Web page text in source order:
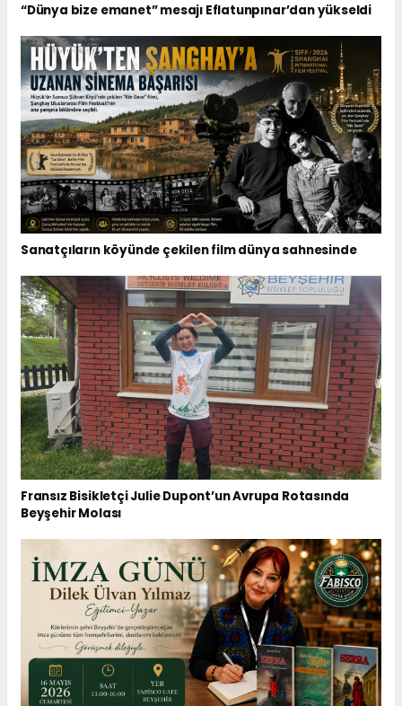
“Dünya bize emanet” mesajı Eflatunpınar’dan yükseldi
Sanatçıların köyünde çekilen film dünya sahnesinde
Fransız Bisikletçi Julie Dupont’un Avrupa Rotasında
Beyşehir Molası